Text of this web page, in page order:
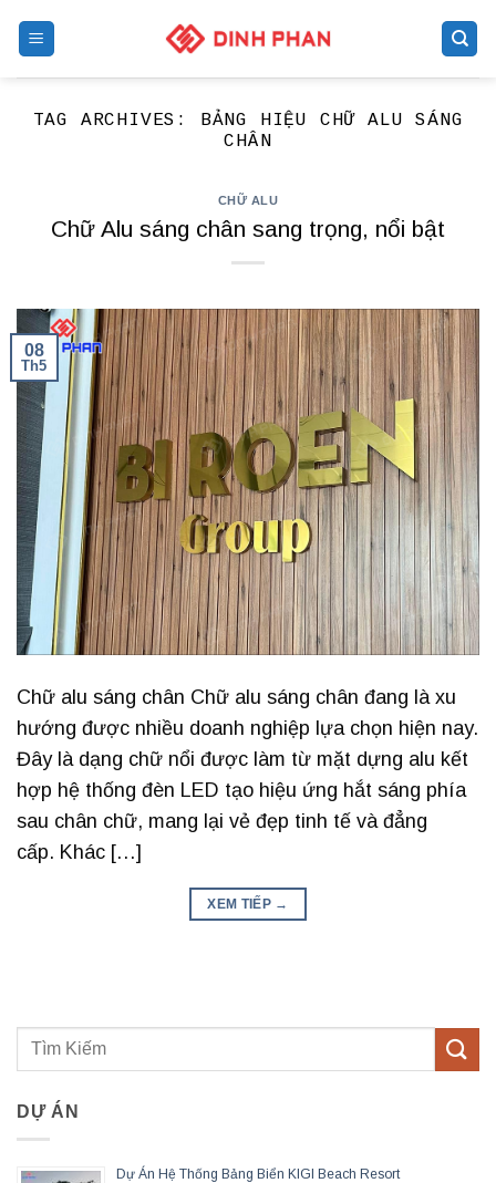
TAG ARCHIVES: BẢNG HIỆU CHỮ ALU SÁNG
CHÂN
CHỮ ALU
Chữ Alu sáng chân sang trọng, nổi bật
08
Th5
Chữ alu sáng chân Chữ alu sáng chân đang là xu
hướng được nhiều doanh nghiệp lựa chọn hiện nay.
Đây là dạng chữ nổi được làm từ mặt dựng alu kết
hợp hệ thống đèn LED tạo hiệu ứng hắt sáng phía
sau chân chữ, mang lại vẻ đẹp tinh tế và đẳng
cấp. Khác […]
XEM TIẾP →
DỰ ÁN
Dự Án Hệ Thống Bảng Biển KIGI Beach Resort